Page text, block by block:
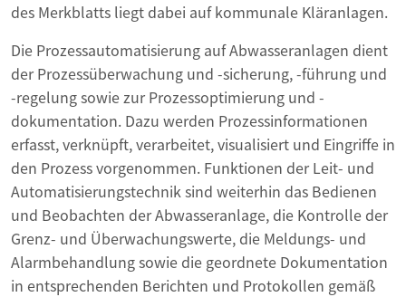
des Merkblatts liegt dabei auf kommunale Kläranlagen.
Die Prozessautomatisierung auf Abwasseranlagen dient
der Prozessüberwachung und -sicherung, -führung und
-regelung sowie zur Prozessoptimierung und -
dokumentation. Dazu werden Prozessinformationen
erfasst, verknüpft, verarbeitet, visualisiert und Eingriffe in
den Prozess vorgenommen. Funktionen der Leit- und
Automatisierungstechnik sind weiterhin das Bedienen
und Beobachten der Abwasseranlage, die Kontrolle der
Grenz- und Überwachungswerte, die Meldungs- und
Alarmbehandlung sowie die geordnete Dokumentation
in entsprechenden Berichten und Protokollen gemäß